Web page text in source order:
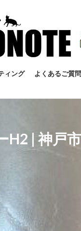
ィング よくあるご質問
H2 | 神戸